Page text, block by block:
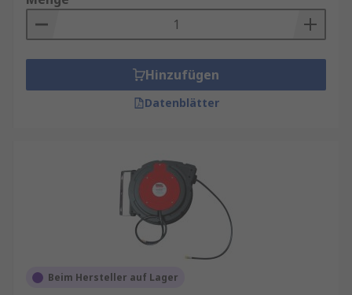
und Kabeltrommeln mit unseren
Solutions.
Verlängerungskabel
Stecker am anderen Ende. Elektrische
Verlängerungskabel ermöglichen die
Verwendung von Geräten in größerer Entfernung
von der Steckdose als das im Gerät integrierte
Kabel. Sie verlängern effektiv die Länge des
mehrere Buchsen bieten und können mehrere
Hinzufügen
Datenblätter
Beim Hersteller auf Lager